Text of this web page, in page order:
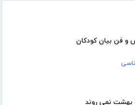
و فن بیان کودکان
بهشت نمی روند